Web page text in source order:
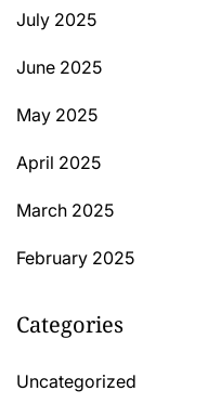
July 2025
June 2025
May 2025
April 2025
March 2025
February 2025
Categories
Uncategorized